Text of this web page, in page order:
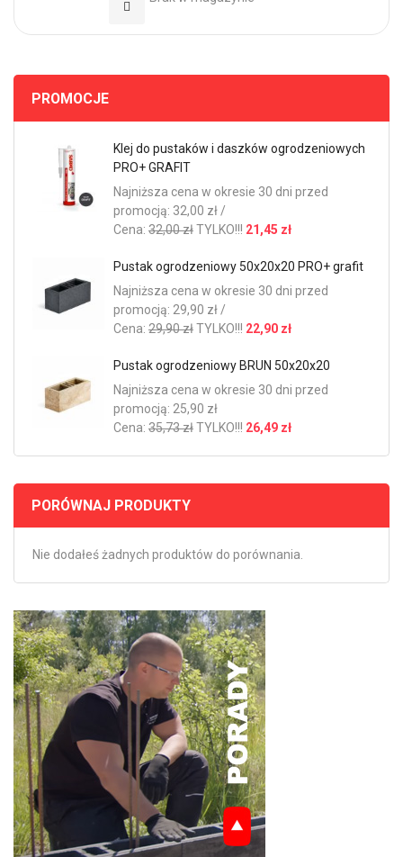
Dodaj do Ulubionych
PROMOCJE
Klej do pustaków i daszków ogrodzeniowych
PRO+ GRAFIT
Najniższa cena w okresie 30 dni przed
promocją: 32,00 zł /
Cena: 32,00 złTYLKO!!! 21,45 zł
Pustak ogrodzeniowy 50x20x20 PRO+ grafit
Najniższa cena w okresie 30 dni przed
promocją: 29,90 zł /
Cena: 29,90 złTYLKO!!! 22,90 zł
Pustak ogrodzeniowy BRUN 50x20x20
Najniższa cena w okresie 30 dni przed
promocją: 25,90 zł
Cena: 35,73 złTYLKO!!! 26,49 zł
PORÓWNAJ PRODUKTY
Nie dodałeś żadnych produktów do porównania.